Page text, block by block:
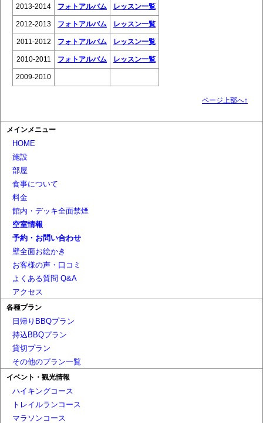
2013-2014 フォトアルバム レッスン一覧
2012-2013 フォトアルバム レッスン一覧
2011-2012 フォトアルバム レッスン一覧
2010-2011 フォトアルバム レッスン一覧
2009-2010
ページ上部へ↑
メインメニュー
HOME
施設
部屋
食事について
料金
館内・デッキ全面禁煙
空室情報
予約・お問い合わせ
壁全面お絵かき
お客様の声・口コミ
よくある質問 Q&A
アクセス
各種プラン
日帰りBBQプラン
持込BBQプラン
貸切プラン
その他のプラン一覧
イベント・観光情報
ハイキングコース
トレイルランコース
マラソンコース